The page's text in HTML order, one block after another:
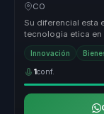
y bienestar.
CO
Su diferencial esta
tecnologia etica en
actual. Conviert...
Innovación
1conf.